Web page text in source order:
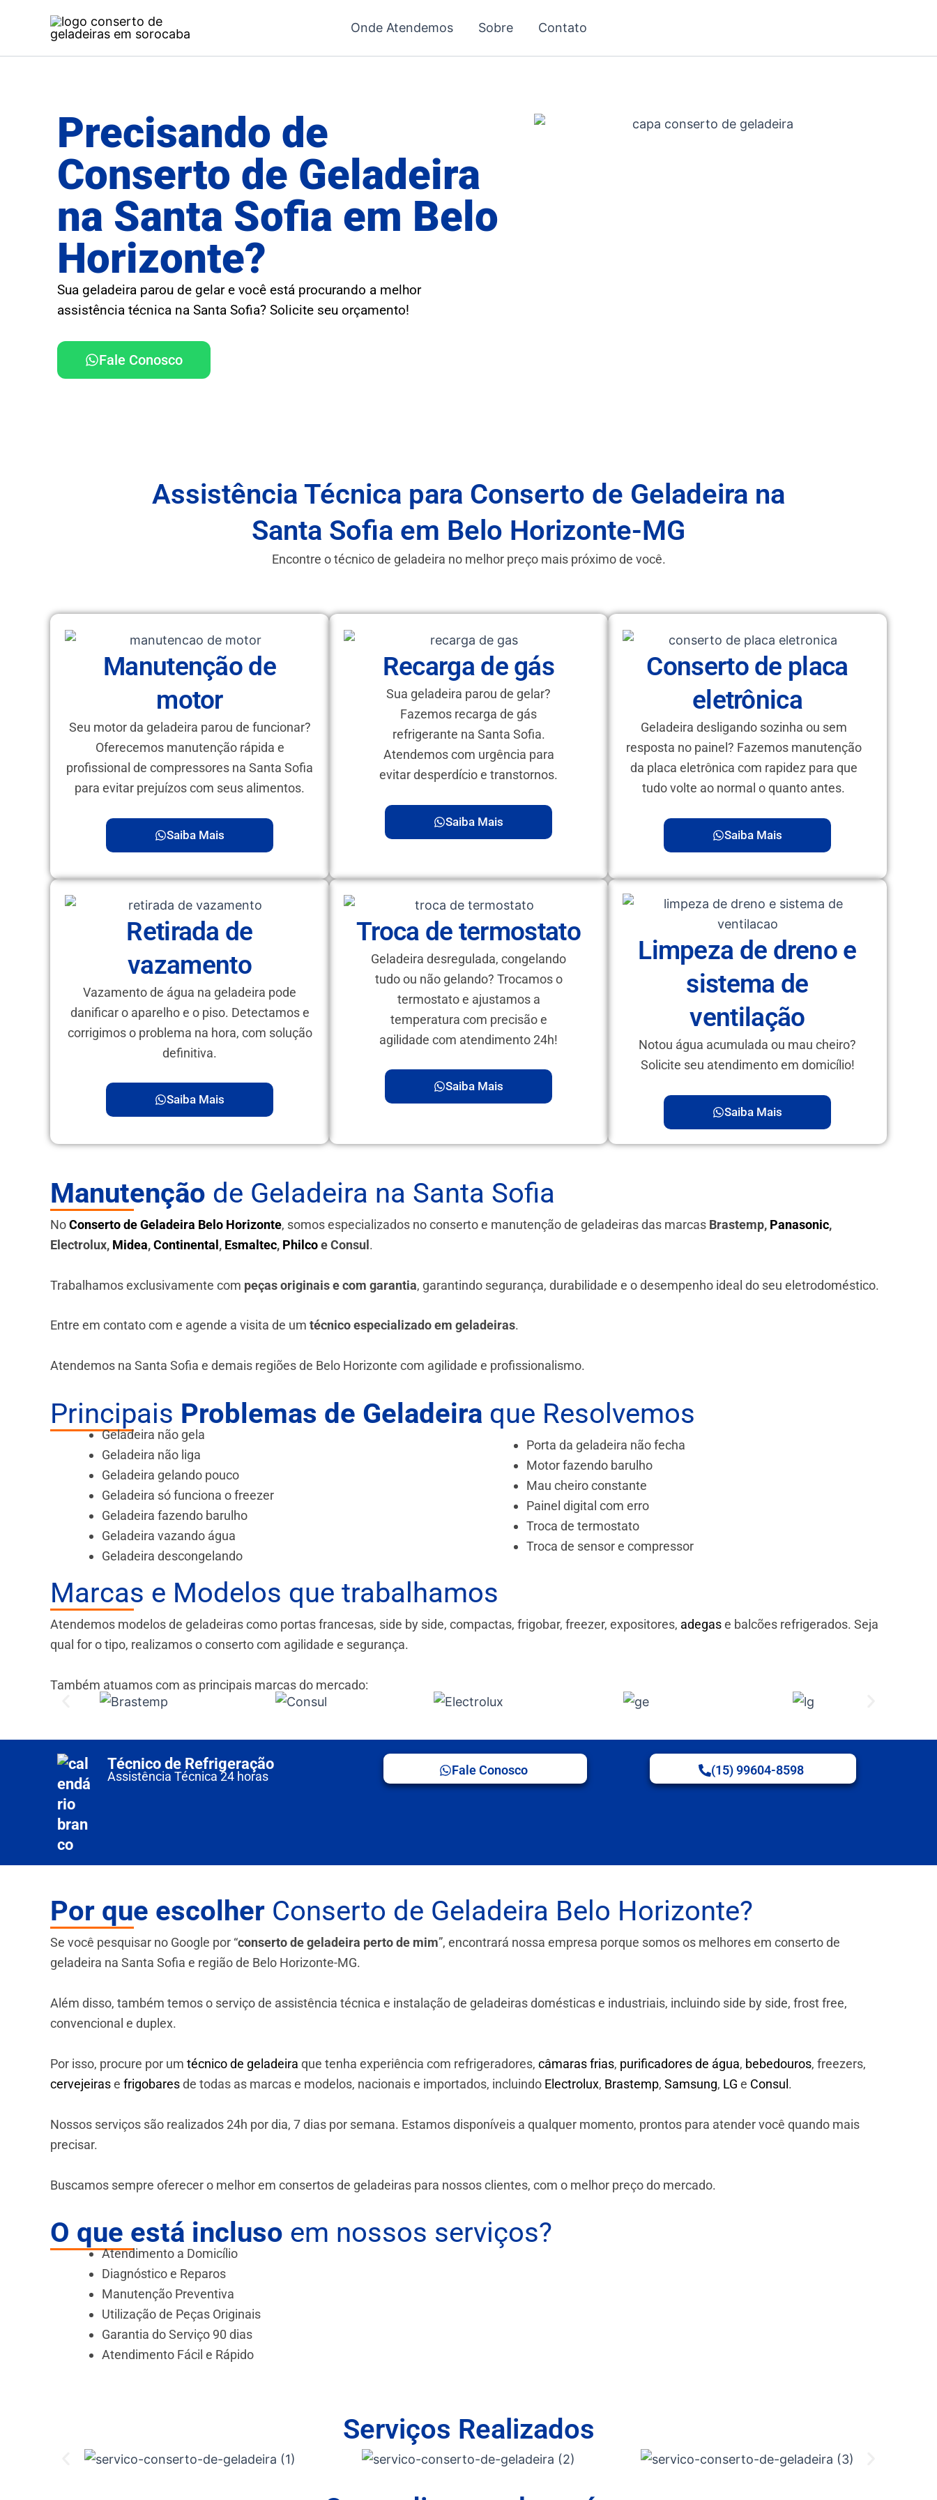
Onde Atendemos Sobre Contato
Precisando de
Conserto de Geladeira
na Santa Sofia em Belo
Horizonte?
Sua geladeira parou de gelar e você está procurando a melhor
assistência técnica na Santa Sofia? Solicite seu orçamento!
Fale Conosco
Assistência Técnica para Conserto de Geladeira na
Santa Sofia em Belo Horizonte-MG
Encontre o técnico de geladeira no melhor preço mais próximo de você.
Manutenção de
motor
Seu motor da geladeira parou de funcionar?
Oferecemos manutenção rápida e
profissional de compressores na Santa Sofia
para evitar prejuízos com seus alimentos.
Saiba Mais
Recarga de gás
Sua geladeira parou de gelar?
Fazemos recarga de gás
refrigerante na Santa Sofia.
Atendemos com urgência para
evitar desperdício e transtornos.
Saiba Mais
Conserto de placa
eletrônica
Geladeira desligando sozinha ou sem
resposta no painel? Fazemos manutenção
da placa eletrônica com rapidez para que
tudo volte ao normal o quanto antes.
Saiba Mais
Retirada de
vazamento
Vazamento de água na geladeira pode
danificar o aparelho e o piso. Detectamos e
corrigimos o problema na hora, com solução
definitiva.
Saiba Mais
Troca de termostato
Geladeira desregulada, congelando
tudo ou não gelando? Trocamos o
termostato e ajustamos a
temperatura com precisão e
agilidade com atendimento 24h!
Saiba Mais
Limpeza de dreno e
sistema de
ventilação
Notou água acumulada ou mau cheiro?
Solicite seu atendimento em domicílio!
Saiba Mais
Manutenção de Geladeira na Santa Sofia
NoConserto de Geladeira Belo Horizonte, somos especializados no conserto e manutenção de geladeiras das marcas Brastemp, Panasonic,
Electrolux, Midea,Continental, Esmaltec, Philcoe Consul.
Trabalhamos exclusivamente com peças originais e com garantia, garantindo segurança, durabilidade e o desempenho ideal do seu eletrodoméstico.
Entre em contato com e agende a visita de um técnico especializado em geladeiras.
Atendemos na Santa Sofia e demais regiões de Belo Horizonte com agilidade e profissionalismo.
Principais Problemas de Geladeira que Resolvemos
Geladeira não gela
Geladeira não liga
Geladeira gelando pouco
Geladeira só funciona o freezer
Geladeira fazendo barulho
Geladeira vazando água
Geladeira descongelando
Porta da geladeira não fecha
Motor fazendo barulho
Mau cheiro constante
Painel digital com erro
Troca de termostato
Troca de sensor e compressor
Marcas e Modelos que trabalhamos
Atendemos modelos de geladeiras como portas francesas, side by side, compactas, frigobar, freezer, expositores, adegase balcões refrigerados. Seja
qual for o tipo, realizamos o conserto com agilidade e segurança.
Também atuamos com as principais marcas do mercado:
Técnico de Refrigeração
Assistência Técnica 24 horas Fale Conosco (15) 99604-8598
Por que escolher Conserto de Geladeira Belo Horizonte?
Se você pesquisar no Google por “conserto de geladeira perto de mim”, encontrará nossa empresa porque somos os melhores em conserto de
geladeira na Santa Sofia e região de Belo Horizonte-MG.
Além disso, também temos o serviço de assistência técnica e instalação de geladeiras domésticas e industriais, incluindo side by side, frost free,
convencional e duplex.
Por isso, procure por um técnico de geladeira que tenha experiência com refrigeradores, câmaras frias, purificadores de água, bebedouros, freezers,
cervejeirase frigobaresde todas as marcas e modelos, nacionais e importados, incluindo Electrolux, Brastemp, Samsung, LG e Consul .
Nossos serviços são realizados 24h por dia, 7 dias por semana. Estamos disponíveis a qualquer momento, prontos para atender você quando mais
precisar.
Buscamos sempre oferecer o melhor em consertos de geladeiras para nossos clientes, com o melhor preço do mercado.
O que está incluso em nossos serviços?
Atendimento a Domicílio
Diagnóstico e Reparos
Manutenção Preventiva
Utilização de Peças Originais
Garantia do Serviço 90 dias
Atendimento Fácil e Rápido
Serviços Realizados